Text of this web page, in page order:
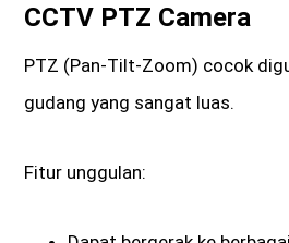
CCTV PTZ Camera
PTZ (Pan-Tilt-Zoom) cocok
gudang yang sangat luas.
Fitur unggulan: